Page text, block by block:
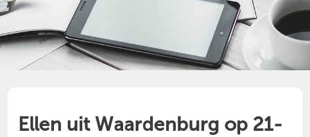
Ellen uit Waardenburg op 21-